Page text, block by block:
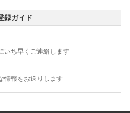
録ガイド
いち早くご連絡します
情報をお送りします